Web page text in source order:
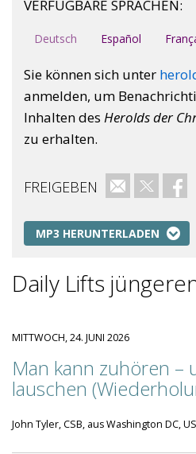
VERFÜGBARE SPRACHEN:
Deutsch Español
Sie können sich unter
anmelden, um
Inhalten des Herolds der
zu erhalten.
FREIGEBEN E-MailTwitter
MP3 HERUNTERLADEN
Daily Lifts
MITTWOCH, 24. JUNI 2026
Man kann zuhören –
lauschen
John Tyler, CSB, aus Washington DC,